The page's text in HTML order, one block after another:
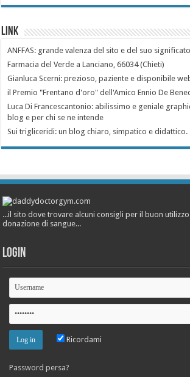
Link
ANFFAS: grande valenza del sito e del suo significato
Farmacia del Verde a Lanciano, 66034 (Chieti)
Gianluca Scerni: prezioso, paziente e disponibile
il Premio "Frentano d'oro" dell'Amico Ennio De
Luca Di Francescantonio: abilissimo e geniale
blog e per chi se ne intende
Sui trigliceridi: un blog chiaro, simpatico e didattico.
...il sito dove trovare alcuni consigli per il buon
donazione di sangue...
Login
Ricordami
Password persa?